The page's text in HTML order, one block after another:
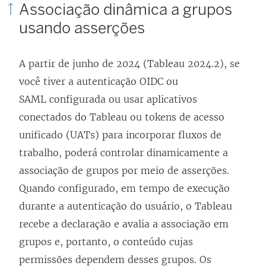
Associação dinâmica a grupos
usando asserções
A partir de junho de 2024 (Tableau 2024.2), se
você tiver a autenticação OIDC ou
SAML configurada ou usar aplicativos
conectados do Tableau ou tokens de acesso
unificado (UATs) para incorporar fluxos de
trabalho, poderá controlar dinamicamente a
associação de grupos por meio de asserções.
Quando configurado, em tempo de execução
durante a autenticação do usuário, o Tableau
recebe a declaração e avalia a associação em
grupos e, portanto, o conteúdo cujas
permissões dependem desses grupos. Os